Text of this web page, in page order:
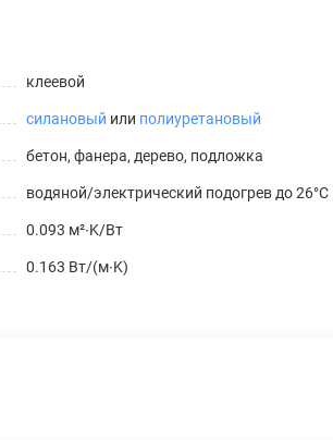
клеевой
силановый или полиуретановый
бетон, фанера, дерево, подложка
водяной/электрический подогрев до 26°C
0.093 м²∙K/Вт
0.163 Вт/(м∙K)